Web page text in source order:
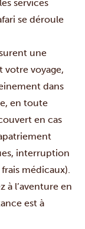
services
se déroule
une
voyage,
dans
en toute
en cas
interruption
médicaux).
à l’aventure en
est à